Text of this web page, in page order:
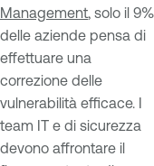
Management, solo il 9%
delle aziende pensa di
effettuare una
correzione delle
vulnerabilità efficace. I
team IT e di sicurezza
devono affrontare il